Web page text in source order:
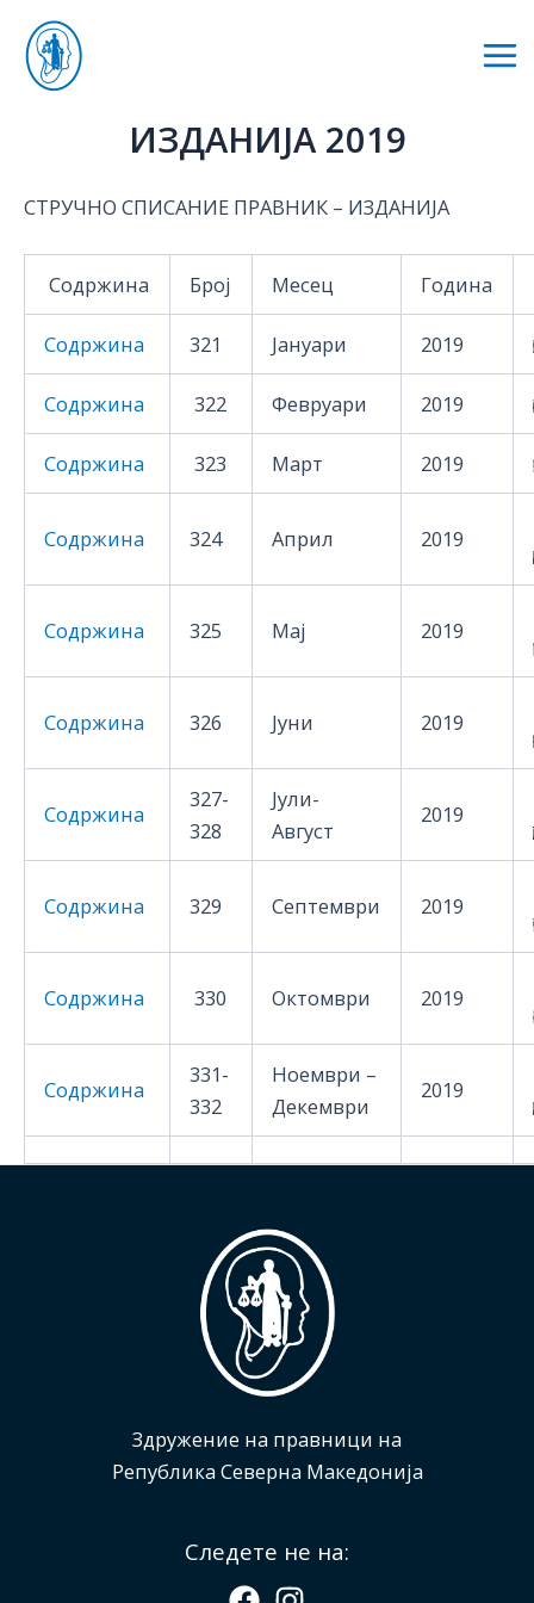
content
ИЗДАНИЈА 2019
СТРУЧНО СПИСАНИЕ ПРАВНИК – ИЗДАНИЈА
Содржина Број Месец Година
Содржина 321 Јануари 2019
Содржина 322 Февруари 2019
Содржина 323 Март 2019
Содржина 324 Април 2019
Содржина 325 Мај 2019
Содржина 326 Јуни 2019
Содржина
327-
328
Јули-
Август
2019
Содржина 329 Септември 2019
Содржина 330 Октомври 2019
Содржина
331-
332
Ноември –
Декември
2019
Здружение на правници на
Република Северна Македонија
Следете не на: